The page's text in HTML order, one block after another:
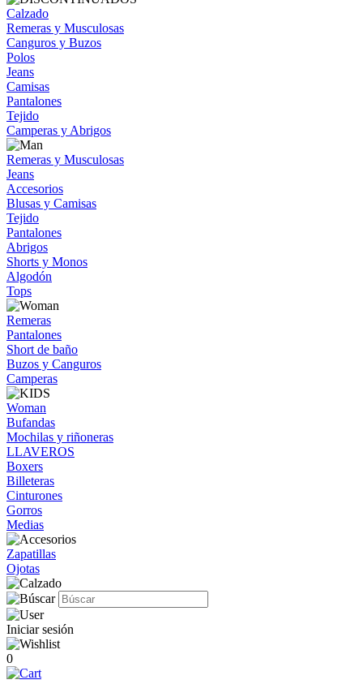
Calzado
Remeras y Musculosas
Canguros y Buzos
Polos
Jeans
Camisas
Pantalones
Tejido
Camperas y Abrigos
Remeras y Musculosas
Jeans
Accesorios
Blusas y Camisas
Tejido
Pantalones
Abrigos
Shorts y Monos
Algodón
Tops
Remeras
Pantalones
Short de baño
Buzos y Canguros
Camperas
Woman
Bufandas
Mochilas y riñoneras
LLAVEROS
Boxers
Billeteras
Cinturones
Gorros
Medias
Zapatillas
Ojotas
Iniciar sesión
0